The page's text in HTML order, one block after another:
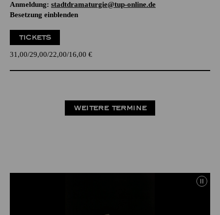
Anmeldung: stadtdramaturgie@tup-online.de
Besetzung einblenden
TICKETS
31,00 29,00 22,00 16,00 €
WEITERE TERMINE